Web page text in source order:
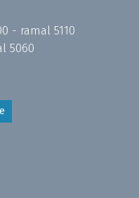
- ramal 5110
5060